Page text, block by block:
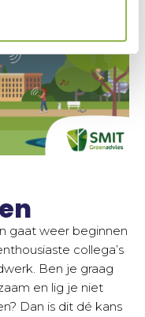
gaat weer beginnen
collega’s
Ben je graag
en lig je niet
Dan is dit dé kans